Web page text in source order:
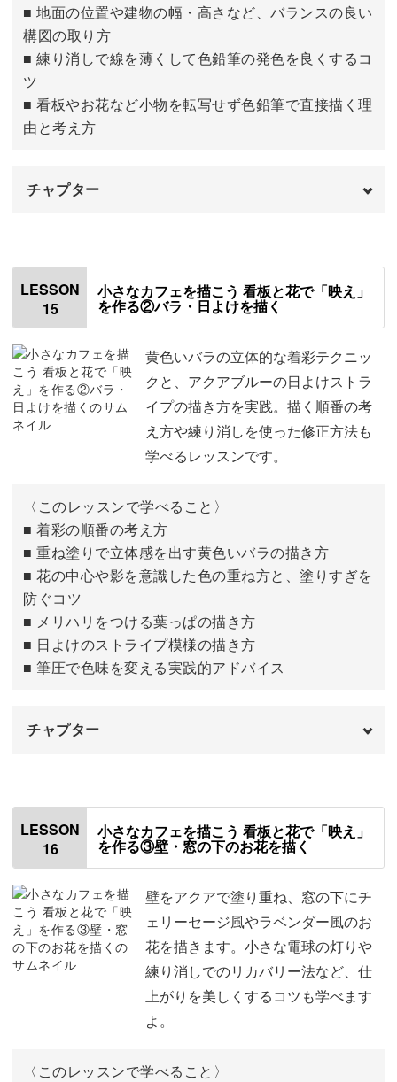
■ 地面の位置や建物の幅・高さなど、バランスの良い
構図の取り方
■ 練り消しで線を薄くして色鉛筆の発色を良くするコ
ツ
■ 看板やお花など小物を転写せず色鉛筆で直接描く理
由と考え方
チャプター
使用する材料・道具
テンプレートをトレースする
転写する 10:07
下絵を描く 13:50
自分で下絵を描く場合のポイント 23:18
LESSON
15
小さなカフェを描こう 看板と花で「映え」
を作る②バラ・日よけを描く
黄色いバラの立体的な着彩テクニッ
クと、アクアブルーの日よけストラ
イプの描き方を実践。描く順番の考
え方や練り消しを使った修正方法も
学べるレッスンです。
〈このレッスンで学べること〉
■ 着彩の順番の考え方
■ 重ね塗りで立体感を出す黄色いバラの描き方
■ 花の中心や影を意識した色の重ね方と、塗りすぎを
防ぐコツ
■ メリハリをつける葉っぱの描き方
■ 日よけのストライプ模様の描き方
■ 筆圧で色味を変える実践的アドバイス
チャプター
バラを描く
日よけを描く
LESSON
16
小さなカフェを描こう 看板と花で「映え」
を作る③壁・窓の下のお花を描く
壁をアクアで塗り重ね、窓の下にチ
ェリーセージ風やラベンダー風のお
花を描きます。小さな電球の灯りや
練り消しでのリカバリー法など、仕
上がりを美しくするコツも学べます
よ。
〈このレッスンで学べること〉